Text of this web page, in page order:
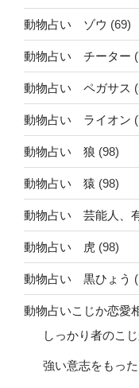
動物占い ゾウ (69)
動物占い チーター
動物占い ペガサス
動物占い ライオン
動物占い 狼 (98)
動物占い 猿 (98)
動物占い 芸能人、
動物占い 虎 (98)
動物占い 黒ひょう
動物占いこじか恋愛
しっかり者のこ
強い意志をもっ